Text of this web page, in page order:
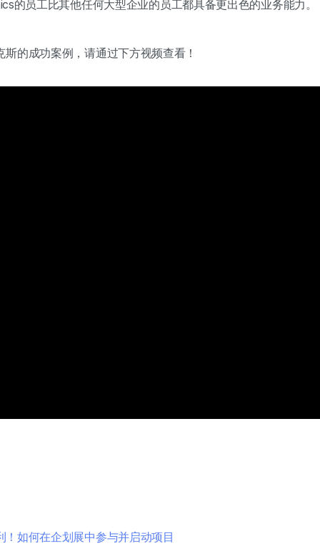
的员工比其他任何大型企业的员工都具备更出色的业务能力
的成功案例，请通过下方视频查看！
！如何在企划展中参与并启动项目